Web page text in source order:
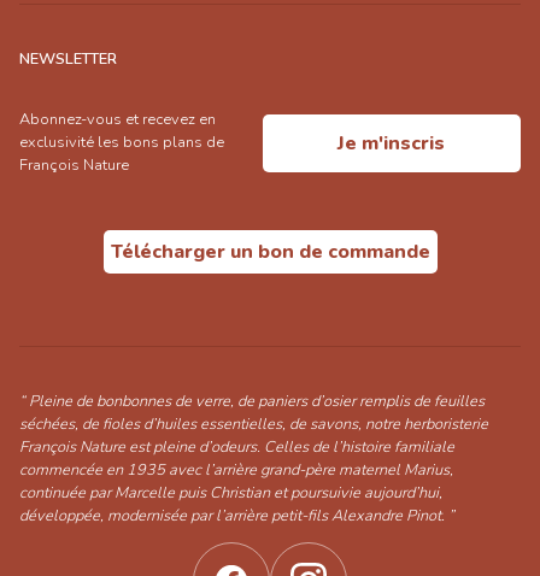
NEWSLETTER
Abonnez-vous et recevez en
exclusivité les bons plans de
François Nature
Je m'inscris
Télécharger un bon de commande
“ Pleine de bonbonnes de verre, de paniers d’osier remplis de feuilles
séchées, de fioles d’huiles essentielles, de savons, notre herboristerie
François Nature est pleine d’odeurs. Celles de l’histoire familiale
commencée en 1935 avec l’arrière grand-père maternel Marius,
continuée par Marcelle puis Christian et poursuivie aujourd’hui,
développée, modernisée par l’arrière petit-fils Alexandre Pinot. ”